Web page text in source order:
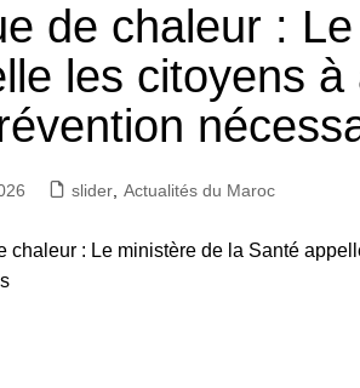
de chaleur :
les citoyens
slider Actualités du Maroc